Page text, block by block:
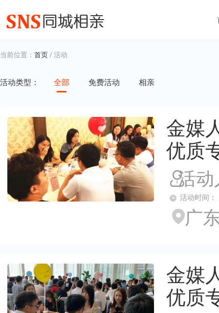
当前位置： 首页 / 活动
活动类型： 全部 免费活动 相亲
金媒
优质
活
活动时间：
广
金媒
优质